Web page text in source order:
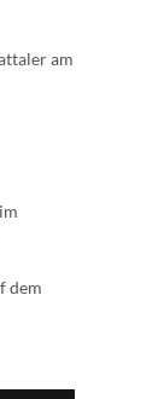
am
dem